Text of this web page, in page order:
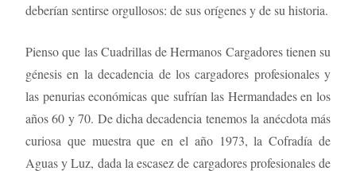
deberían sentirse orgullosos: de sus orígenes y de su historia.
Pienso que las Cuadrillas de Hermanos Cargadores tienen su
génesis en la decadencia de los cargadores profesionales y
las penurias económicas que sufrían las Hermandades en los
años 60 y 70. De dicha decadencia tenemos la anécdota más
curiosa que muestra que en el año 1973, la Cofradía de
Aguas y Luz, dada la escasez de cargadores profesionales de